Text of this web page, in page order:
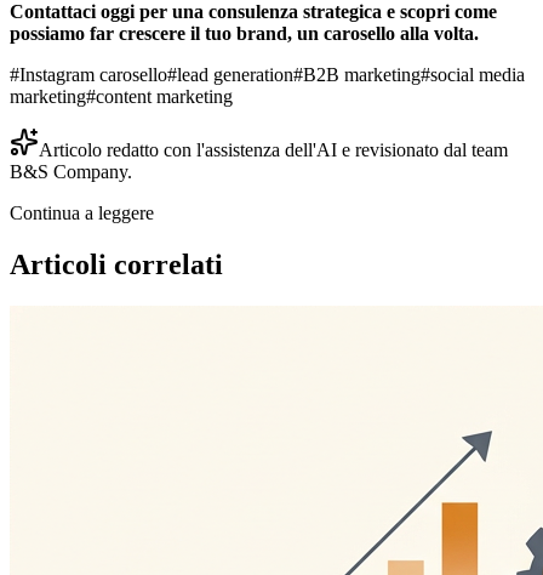
Contattaci oggi per una consulenza strategica e scopri come
possiamo far crescere il tuo brand, un carosello alla volta.
#Instagram carosello#lead generation#B2B marketing#social media
marketing#content marketing
Articolo redatto con l'assistenza dell'AI e revisionato dal team
B&S Company.
Continua a leggere
Articoli correlati